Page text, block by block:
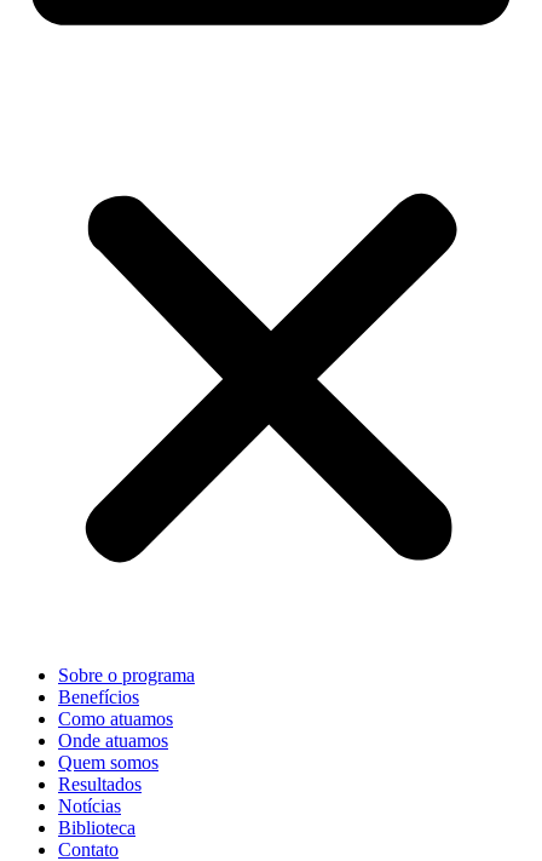
Sobre o programa
Benefícios
Como atuamos
Onde atuamos
Quem somos
Resultados
Notícias
Biblioteca
Contato